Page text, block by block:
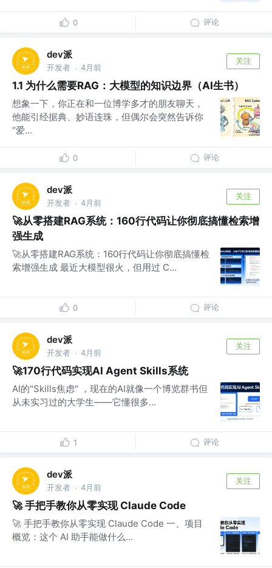
0 评论
dev派
开发者 · 4月前
关注
1.1 为什么需要RAG：大模型的知识边界（AI生书）
想象一下，你正在和一位博学多才的朋友聊天，
他能引经据典、妙语连珠，但偶尔会突然告诉你
“爱...
0 评论
dev派
开发者 · 4月前
关注
🚀从零搭建RAG系统：160行代码让你彻底搞懂检索增
强生成
🚀从零搭建RAG系统：160行代码让你彻底搞懂检
索增强生成 最近大模型很火，但用过 C...
0 评论
dev派
开发者 · 4月前
关注
🚀170行代码实现AI Agent Skills系统
AI的"Skills焦虑" ，现在的AI就像一个博览群书但
从未实习过的大学生——它懂很多...
1 评论
dev派
开发者 · 4月前
关注
🚀 手把手教你从零实现 Claude Code
🚀 手把手教你从零实现 Claude Code 一、项目
概览：这个 AI 助手能做什么...